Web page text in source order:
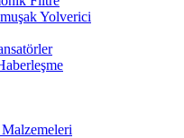
Yolverici